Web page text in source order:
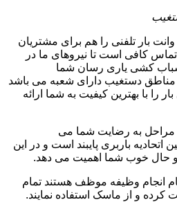
بار تلفنی را هم برای مشتریان
کافی است تا نیروهای ما در
کشی یاری رسان شما
مناطق دستغیب دارای شعبه می باشد
را با بهترین کیفیت به شما ارائه
مراحل به رضایت شما می
اتحادیه باربری پایبند است و در این
و حال خوب شما اهمیت می دهد.
انجام وظیفه موظف هستند تمام
کرده و از ماسک استفاده نمایند.